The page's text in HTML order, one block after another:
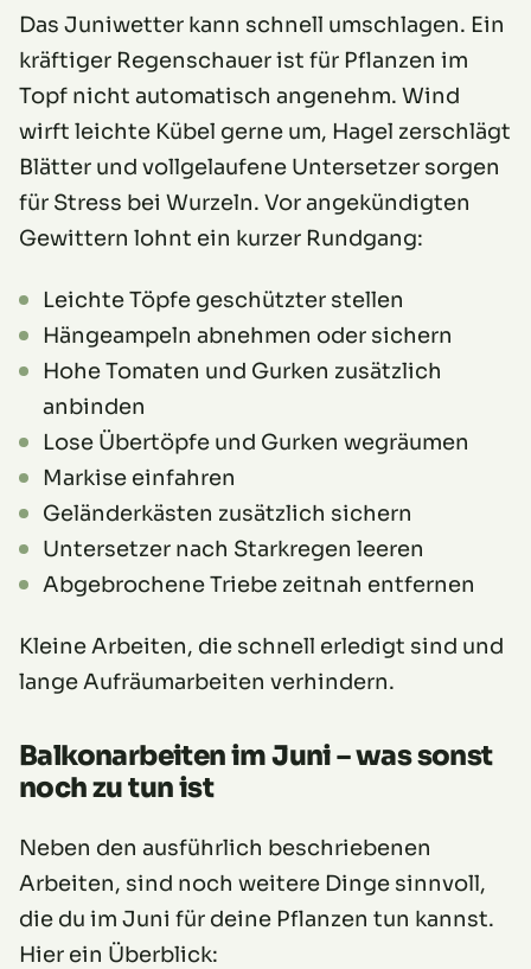
Das Juniwetter kann schnell umschlagen. Ein
kräftiger Regenschauer ist für Pflanzen im
Topf nicht automatisch angenehm. Wind
wirft leichte Kübel gerne um, Hagel zerschlägt
Blätter und vollgelaufene Untersetzer sorgen
für Stress bei Wurzeln. Vor angekündigten
Gewittern lohnt ein kurzer Rundgang:
Leichte Töpfe geschützter stellen
Hängeampeln abnehmen oder sichern
Hohe Tomaten und Gurken zusätzlich
anbinden
Lose Übertöpfe und Gurken wegräumen
Markise einfahren
Geländerkästen zusätzlich sichern
Untersetzer nach Starkregen leeren
Abgebrochene Triebe zeitnah entfernen
Kleine Arbeiten, die schnell erledigt sind und
lange Aufräumarbeiten verhindern.
Balkonarbeiten im Juni – was sonst
noch zu tun ist
Neben den ausführlich beschriebenen
Arbeiten, sind noch weitere Dinge sinnvoll,
die du im Juni für deine Pflanzen tun kannst.
Hier ein Überblick: